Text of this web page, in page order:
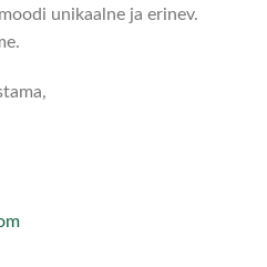
unikaalne ja erinev.